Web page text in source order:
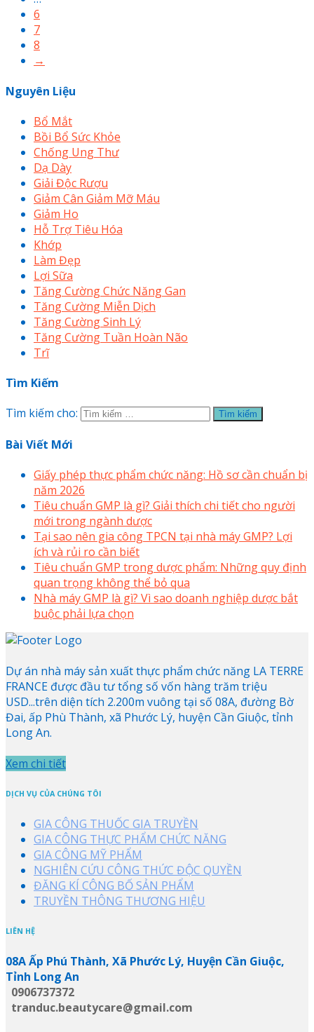
6
7
8
→
Nguyên Liệu
Bổ Mắt
Bồi Bổ Sức Khỏe
Chống Ung Thư
Dạ Dày
Giải Độc Rượu
Giảm Cân Giảm Mỡ Máu
Giảm Ho
Hỗ Trợ Tiêu Hóa
Khớp
Làm Đẹp
Lợi Sữa
Tăng Cường Chức Năng Gan
Tăng Cường Miễn Dịch
Tăng Cường Sinh Lý
Tăng Cường Tuần Hoàn Não
Trĩ
Tìm Kiếm
Tìm kiếm cho:
Bài Viết Mới
Giấy phép thực phẩm chức năng: Hồ sơ cần chuẩn bị
năm 2026
Tiêu chuẩn GMP là gì? Giải thích chi tiết cho người
mới trong ngành dược
Tại sao nên gia công TPCN tại nhà máy GMP? Lợi
ích và rủi ro cần biết
Tiêu chuẩn GMP trong dược phẩm: Những quy định
quan trọng không thể bỏ qua
Nhà máy GMP là gì? Vì sao doanh nghiệp dược bắt
buộc phải lựa chọn
Dự án nhà máy sản xuất thực phẩm chức năng LA TERRE
FRANCE được đầu tư tổng số vốn hàng trăm triệu
USD...trên diện tích 2.200m vuông tại số 08A, đường Bờ
Đai, ấp Phù Thành, xã Phước Lý, huyện Cần Giuộc, tỉnh
Long An.
Xem chi tiết
DỊCH VỤ CỦA CHÚNG TÔI
GIA CÔNG THUỐC GIA TRUYỀN
GIA CÔNG THỰC PHẨM CHỨC NĂNG
GIA CÔNG MỸ PHẨM
NGHIÊN CỨU CÔNG THỨC ĐỘC QUYỀN
ĐĂNG KÍ CÔNG BỐ SẢN PHẨM
TRUYỀN THÔNG THƯƠNG HIỆU
LIÊN HỆ
08A Ấp Phú Thành, Xã Phước Lý, Huyện Cần Giuộc,
Tỉnh Long An
0906737372
tranduc.beautycare@gmail.com